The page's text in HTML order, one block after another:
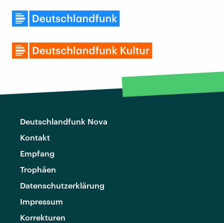
Deutschlandfunk Nova
Kontakt
Empfang
Trophäen
Datenschutzerklärung
Impressum
Korrekturen